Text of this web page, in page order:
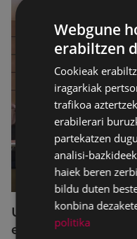
Udalbatzak
egindako bilkuran
Webgune
erabiltzen
Cookieak
iragarkiak
trafikoa
erabilerari
partekatzen
analisi-
haiek beren
bildu duten
konbina
politika